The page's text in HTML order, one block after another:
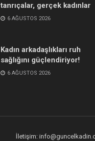
tanrıçalar, gerçek kadınlar
6 AĞUSTOS 2026
Kadın arkadaşlıkları ruh
sağlığını güçlendiriyor!
6 AĞUSTOS 2026
İletişim: